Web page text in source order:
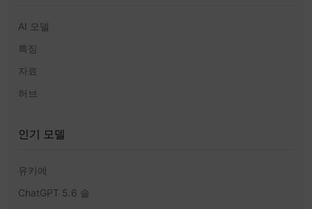
AI 모델
특징
자료
허브
인기 모델
유키에
ChatGPT 5.6 솔